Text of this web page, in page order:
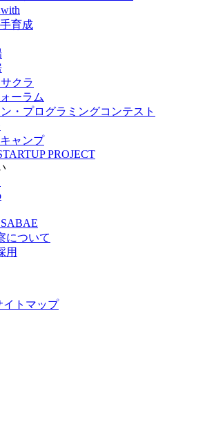
育成
クラ
ーラム
・プログラミングコンテスト
ャンプ
PROJECT
について
用
イトマップ